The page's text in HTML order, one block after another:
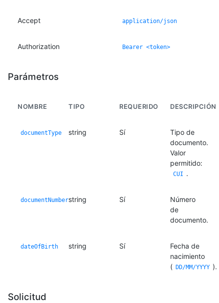
Accept application/json
Authorization Bearer <token>
Parámetros
NOMBRE TIPO REQUERIDO DESCRIPCIÓN
documentType string Sí
Tipo de
documento.
Valor
permitido:
CUI .
documentNumberstring Sí
Número
de
documento.
dateOfBirth string Sí
Fecha de
nacimiento
( DD/MM/YYYY ).
Solicitud